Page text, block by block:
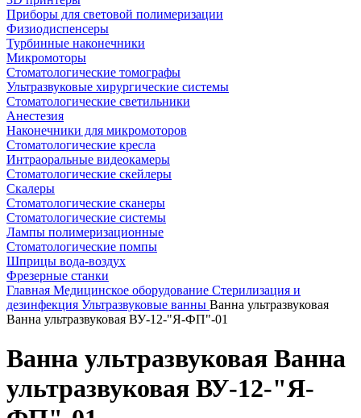
Приборы для световой полимеризации
Физиодиспенсеры
Турбинные наконечники
Микромоторы
Стоматологические томографы
Ультразвуковые хирургические системы
Стоматологические светильники
Анестезия
Наконечники для микромоторов
Стоматологические кресла
Интраоральные видеокамеры
Стоматологические скейлеры
Скалеры
Стоматологические сканеры
Стоматологические системы
Лампы полимеризационные
Стоматологические помпы
Шприцы вода-воздух
Фрезерные станки
Главная Медицинское оборудование Стерилизация и
дезинфекция Ультразвуковые ванны Ванна ультразвуковая
Ванна ультразвуковая ВУ-12-"Я-ФП"-01
Ванна ультразвуковая Ванна
ультразвуковая ВУ-12-"Я-